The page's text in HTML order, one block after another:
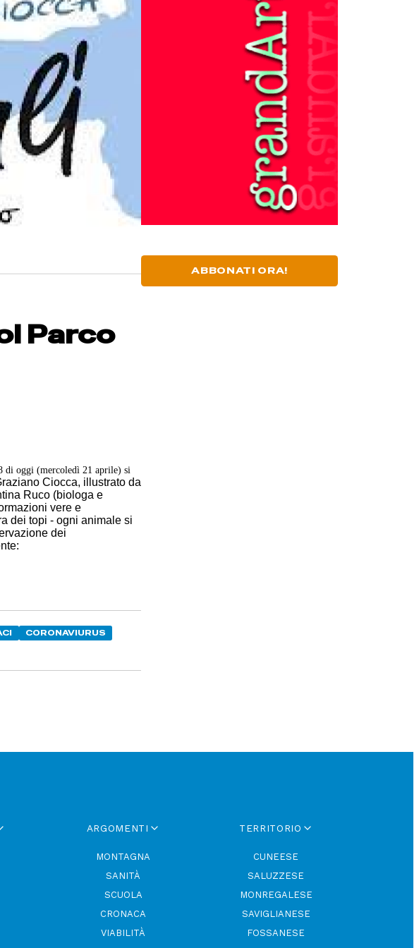
Parco
di oggi (mercoledì 21 aprile) si
Ciocca, illustrato da
Ruco (biologa e
vere e
dei topi - ogni animale si
dei
CORONAVIURUS
ABBONATI ORA!
ARGOMENTI
MONTAGNA
SANITÀ
SCUOLA
CRONACA
VIABILITÀ
TERRITORIO
CUNEESE
SALUZZESE
MONREGALESE
SAVIGLIANESE
FOSSANESE